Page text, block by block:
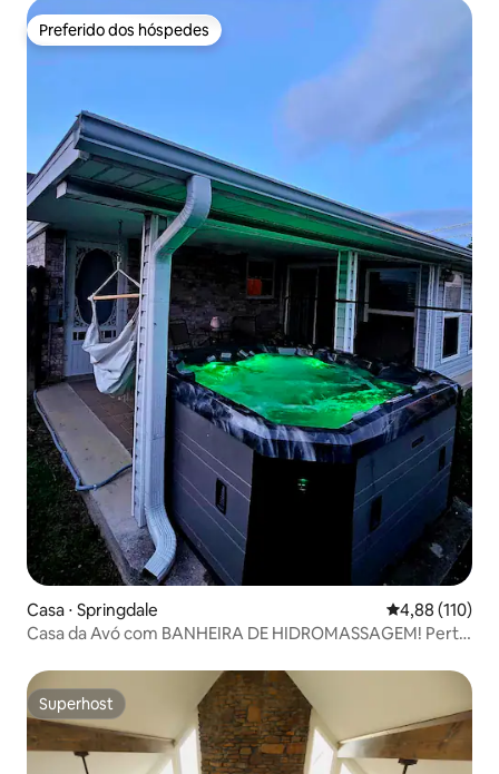
Preferido dos hóspedes
Preferido dos hóspedes
Casa ⋅ Springdale 4,88 de uma
4,88 (110)
Casa da Avó com BANHEIRA DE HIDROMASSAGEM! Perto
Superhost
Superhost